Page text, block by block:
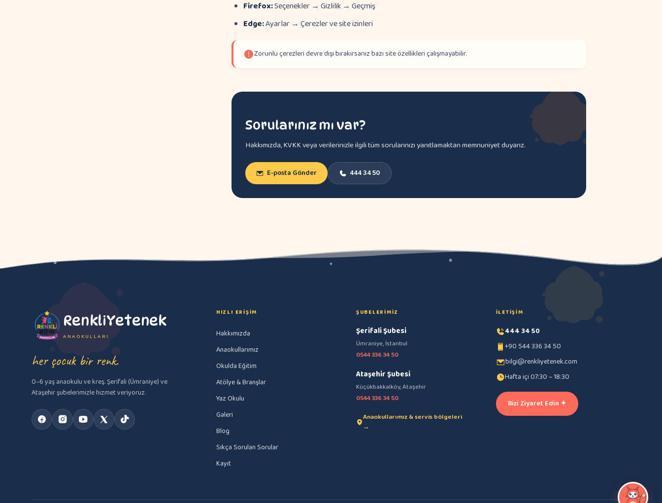
Firefox:Seçenekler → Gizlilik → Geçmiş
Edge:Ayarlar → Çerezler ve site izinleri
Zorunlu çerezleri devre dışı bırakırsanız bazı site özellikleri çalışmayabilir.
Sorularınız mı var?
Hakkımızda, KVKK veya verilerinizle ilgili tüm sorularınızı yanıtlamaktan memnuniyet duyarız.
E-posta Gönder 444 34 50
RenkliYetenek
ANAOKULLARI
her çocuk bir renk.
0–6 yaş anaokulu ve kreş. Şerifali (Ümraniye) ve
Ataşehir şubelerimizle hizmet veriyoruz.
HIZLI ERIŞIM
Hakkımızda
Anaokullarımız
Okulda Eğitim
Atölye & Branşlar
Yaz Okulu
Galeri
Blog
Sıkça Sorulan Sorular
Kayıt
ŞUBELERIMIZ
Şerifali Şubesi
Ümraniye, İstanbul
0544 336 34 50
Ataşehir Şubesi
Küçükbakkalköy, Ataşehir
0544 336 34 50
Anaokullarımız & servis bölgeleri
→
İLETIŞIM
444 34 50
+90 544 336 34 50
bilgi@renkliyetenek.com
Hafta içi 07:30 – 18:30
Bizi Ziyaret Edin ✦